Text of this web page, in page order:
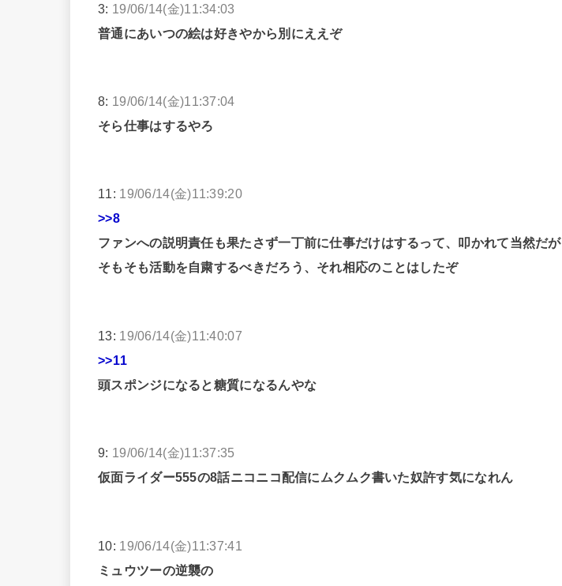
3: 19/06/14(金)11:34:03
普通にあいつの絵は好きやから別にええぞ
8: 19/06/14(金)11:37:04
そら仕事はするやろ
11: 19/06/14(金)11:39:20
>>8
ファンへの説明責任も果たさず一丁前に仕事だけはするって、叩かれて当然だが
そもそも活動を自粛するべきだろう、それ相応のことはしたぞ
13: 19/06/14(金)11:40:07
>>11
頭スポンジになると糖質になるんやな
9: 19/06/14(金)11:37:35
仮面ライダー555の8話ニコニコ配信にムクムク書いた奴許す気になれん
10: 19/06/14(金)11:37:41
ミュウツーの逆襲の